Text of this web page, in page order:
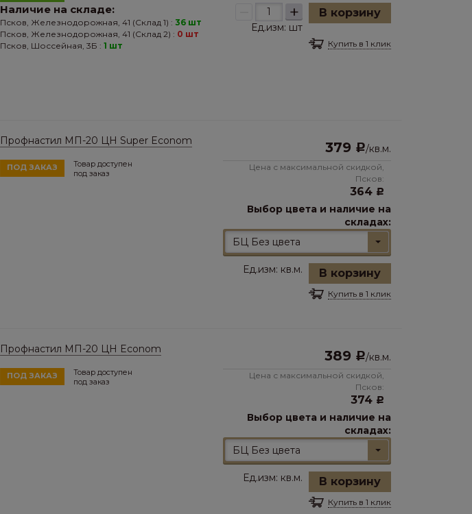
Наличие на складе:
Псков, Железнодорожная, 41 (Склад 1) : 36 шт
Псков, Железнодорожная, 41 (Склад 2) : 0 шт
Псков, Шоссейная, 3Б : 1 шт
+
Ед.изм: шт
В корзину
Купить в 1 клик
Профнастил МП-20 ЦН Super Econom
ПОД ЗАКАЗ
Товар доступен
под заказ
379 Р/кв.м.
Цена с максимальной скидкой,
Псков:
364 Р
Выбор цвета и наличие на
складах:
БЦ Без цвета
Ед.изм: кв.м. В корзину
Купить в 1 клик
Профнастил МП-20 ЦН Econom
ПОД ЗАКАЗ
Товар доступен
под заказ
389 Р/кв.м.
Цена с максимальной скидкой,
Псков:
374 Р
Выбор цвета и наличие на
складах:
БЦ Без цвета
Ед.изм: кв.м. В корзину
Купить в 1 клик